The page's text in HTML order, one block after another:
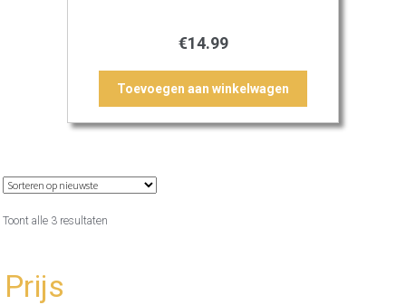
€14.99
Toevoegen aan winkelwagen
Toont alle 3 resultaten
Prijs